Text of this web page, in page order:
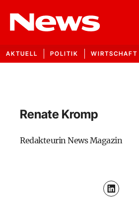
AKTUELL POLITIK WIRTSCHAFT
Renate Kromp
Redakteurin News Magazin